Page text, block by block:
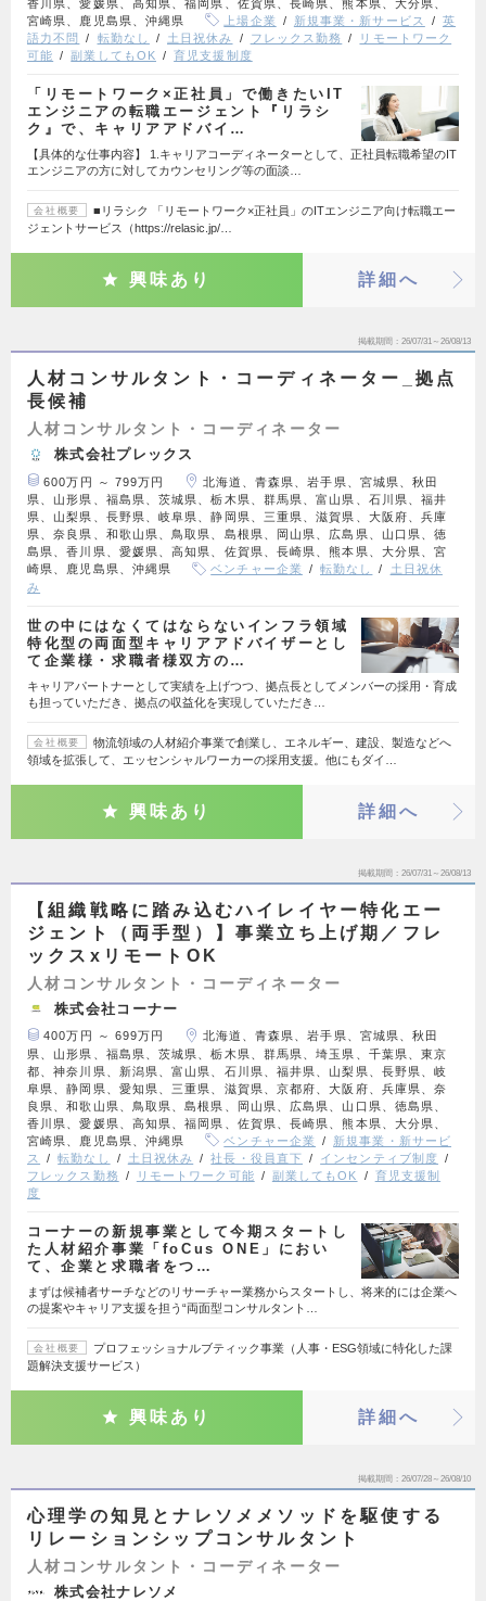
香川県、愛媛県、高知県、福岡県、佐賀県、長崎県、熊本県、大分県、
宮崎県、鹿児島県、沖縄県
上場企業 新規事業・新サービス
英
語力不問
転勤なし 土日祝休み フレックス勤務
リモートワーク
可能
副業してもOK 育児支援制度
「リモートワーク×正社員」で働きたいIT
エンジニアの転職エージェント『リラシ
ク』で、キャリアアドバイ…
【具体的な仕事内容】 1.キャリアコーディネーターとして、正社員転職希望のIT
エンジニアの方に対してカウンセリング等の面談…
会社概要
■リラシク 「リモートワーク×正社員」のITエンジニア向け転職エー
ジェントサービス（https://relasic.jp/…
興味あり 詳細へ
掲載期間 26/07/31～26/08/13
人材コンサルタント・コーディネーター_拠点
長候補
人材コンサルタント・コーディネーター
株式会社プレックス
600万円 ～ 799万円
北海道、青森県、岩手県、宮城県、秋田
県、山形県、福島県、茨城県、栃木県、群馬県、富山県、石川県、福井
県、山梨県、長野県、岐阜県、静岡県、三重県、滋賀県、大阪府、兵庫
県、奈良県、和歌山県、鳥取県、島根県、岡山県、広島県、山口県、徳
島県、香川県、愛媛県、高知県、佐賀県、長崎県、熊本県、大分県、宮
崎県、鹿児島県、沖縄県
ベンチャー企業 転勤なし
土日祝休
み
世の中にはなくてはならないインフラ領域
特化型の両面型キャリアアドバイザーとし
て企業様・求職者様双方の…
キャリアパートナーとして実績を上げつつ、拠点長としてメンバーの採用・育成
も担っていただき、拠点の収益化を実現していただき…
会社概要
物流領域の人材紹介事業で創業し、エネルギー、建設、製造などへ
領域を拡張して、エッセンシャルワーカーの採用支援。他にもダイ…
興味あり 詳細へ
掲載期間 26/07/31～26/08/13
【組織戦略に踏み込むハイレイヤー特化エー
ジェント（両手型）】事業立ち上げ期／フレ
ックスxリモートOK
人材コンサルタント・コーディネーター
株式会社コーナー
400万円 ～ 699万円
北海道、青森県、岩手県、宮城県、秋田
県、山形県、福島県、茨城県、栃木県、群馬県、埼玉県、千葉県、東京
都、神奈川県、新潟県、富山県、石川県、福井県、山梨県、長野県、岐
阜県、静岡県、愛知県、三重県、滋賀県、京都府、大阪府、兵庫県、奈
良県、和歌山県、鳥取県、島根県、岡山県、広島県、山口県、徳島県、
香川県、愛媛県、高知県、福岡県、佐賀県、長崎県、熊本県、大分県、
宮崎県、鹿児島県、沖縄県
ベンチャー企業
新規事業・新サービ
ス
転勤なし 土日祝休み 社長・役員直下
インセンティブ制度
フレックス勤務
リモートワーク可能 副業してもOK
育児支援制
度
コーナーの新規事業として今期スタートし
た人材紹介事業「foCus ONE」におい
て、企業と求職者をつ…
まずは候補者サーチなどのリサーチャー業務からスタートし、将来的には企業へ
の提案やキャリア支援を担う“両面型コンサルタント…
会社概要
プロフェッショナルブティック事業（人事・ESG領域に特化した課
題解決支援サービス）
興味あり 詳細へ
掲載期間 26/07/28～26/08/10
心理学の知見とナレソメメソッドを駆使する
リレーションシップコンサルタント
人材コンサルタント・コーディネーター
株式会社ナレソメ